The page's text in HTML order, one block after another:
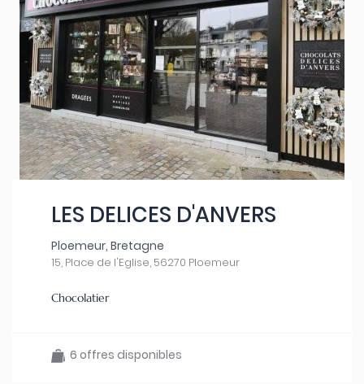
LES DELICES D'ANVERS
Ploemeur, Bretagne
15, Place de l'Eglise, 56270 Ploemeur
Chocolatier
6 offres disponibles